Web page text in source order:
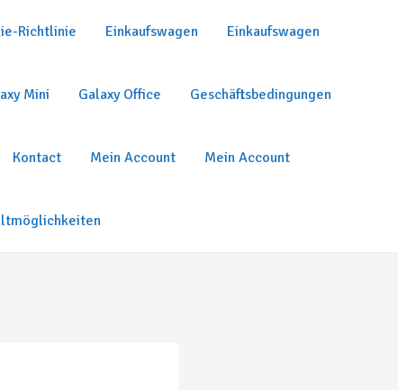
Richtlinie Einkaufswagen Einkaufswagen
Mini Galaxy Office Geschäftsbedingungen
Kontact Mein Account Mein Account